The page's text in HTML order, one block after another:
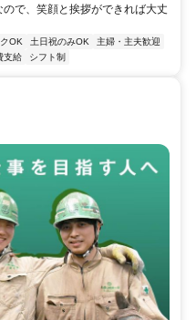
で、笑顔と挨拶ができれば大丈
OK 土日祝のみOK
主婦・主夫歓迎
支給 シフト制